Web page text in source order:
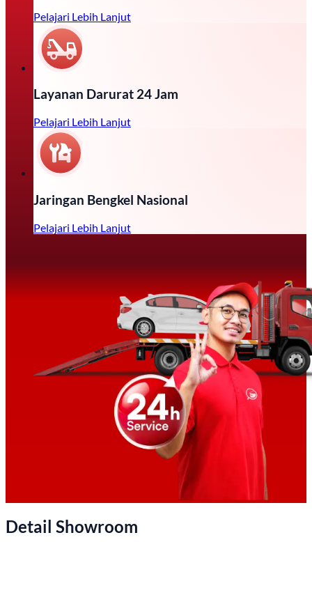
Pelajari Lebih Lanjut
Layanan Darurat 24 Jam
Pelajari Lebih Lanjut
Jaringan Bengkel Nasional
Pelajari Lebih Lanjut
Detail Showroom